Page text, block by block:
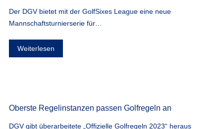
Der DGV bietet mit der GolfSixes League eine neue
Mannschaftsturnierserie für…
Weiterlesen
Oberste Regelinstanzen passen Golfregeln an
DGV gibt überarbeitete „Offizielle Golfregeln 2023“ heraus